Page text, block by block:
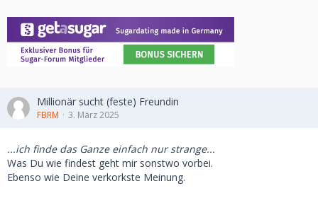
Millionär sucht (feste) Freundin
FBRM 3. März 2025
...ich finde das Ganze einfach nur strange...
Was Du wie findest geht mir sonstwo vorbei.
Ebenso wie Deine verkorkste Meinung.